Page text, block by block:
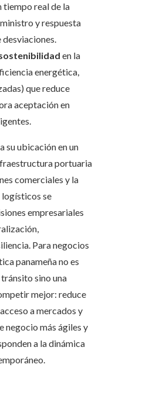
tiempo real de la
y respuesta
desviaciones.
en la
energética,
que reduce
aceptación en
su ubicación en un
portuaria
comerciales y la
se
empresariales
Para negocios
panameña no es
sino una
mejor: reduce
a mercados y
negocio más ágiles y
a la dinámica